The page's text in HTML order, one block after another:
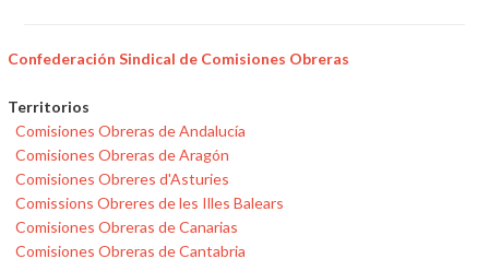
Confederación Sindical de Comisiones Obreras
Territorios
Comisiones Obreras de Andalucía
Comisiones Obreras de Aragón
Comisiones Obreres d'Asturies
Comissions Obreres de les Illes Balears
Comisiones Obreras de Canarias
Comisiones Obreras de Cantabria